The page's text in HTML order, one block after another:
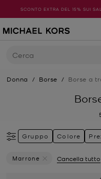
SCONTO EXTRA DEL 15% SUI
Cerca
Donna / Borse / Borse a
Gruppo Colore
Marrone
Cancella tutto